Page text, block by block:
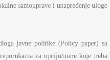
samouprave i unapređenje uloge
javne politike (Policy paper) sa
za opciju/mere koje treba